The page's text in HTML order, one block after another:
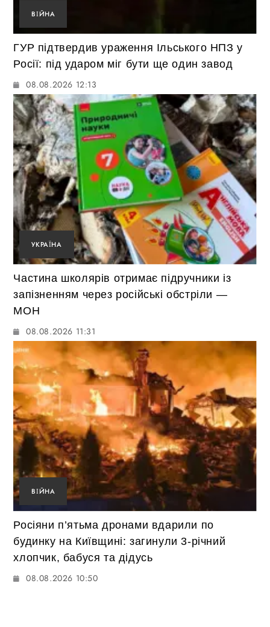
ВІЙНА
ГУР підтвердив ураження Ільського НПЗ у
Росії: під ударом міг бути ще один завод
08.08.2026 12:13
УКРАЇНА
Частина школярів отримає підручники із
запізненням через російські обстріли —
МОН
08.08.2026 11:31
ВІЙНА
Росіяни п’ятьма дронами вдарили по
будинку на Київщині: загинули 3-річний
хлопчик, бабуся та дідусь
08.08.2026 10:50